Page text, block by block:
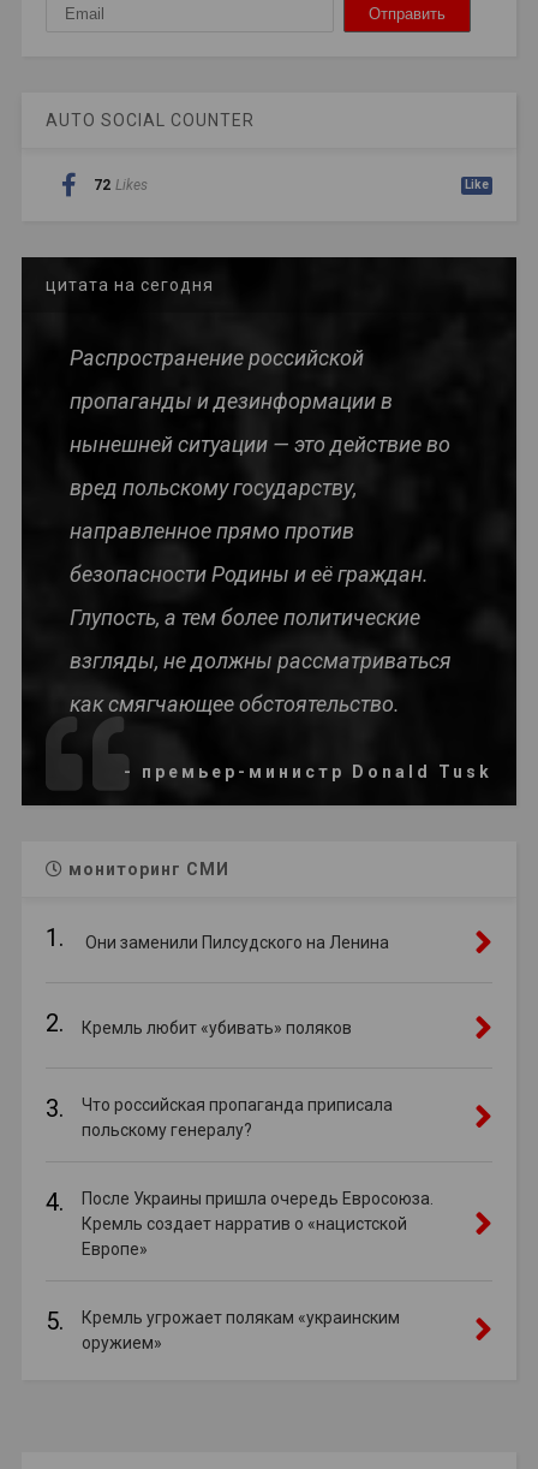
AUTO SOCIAL COUNTER
72 Likes Like
цитата на сегодня
Распространение российской
пропаганды и дезинформации в
нынешней ситуации — это действие во
вред польскому государству,
направленное прямо против
безопасности Родины и её граждан.
Глупость, а тем более политические
взгляды, не должны рассматриваться
как смягчающее обстоятельство.
- премьер-министр Donald Tusk
мониторинг СМИ
1. Они заменили Пилсудского на Ленина
2. Кремль любит «убивать» поляков
3.
Что российская пропаганда приписала
польскому генералу?
4.
После Украины пришла очередь Евросоюза.
Кремль создает нарратив о «нацистской
Европе»
5.
Кремль угрожает полякам «украинским
оружием»